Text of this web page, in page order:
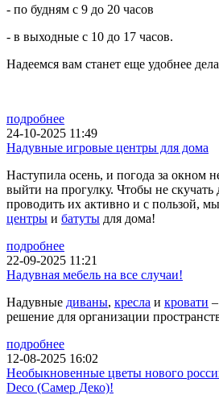
- по будням с 9 до 20 часов
- в выходные с 10 до 17 часов.
Надеемся вам станет еще удобнее
подробнее
24-10-2025 11:49
Надувные игровые центры для дома
Наступила осень, и погода за окном
выйти на прогулку. Чтобы не
проводить их активно и с пользой,
центры и батуты для дома!
подробнее
22-09-2025 11:21
Надувная мебель на все случаи!
Надувные диваны, кресла и кровати
решение для организации
подробнее
12-08-2025 16:02
Необыкновенные цветы нового
Deco (Самер Деко)!